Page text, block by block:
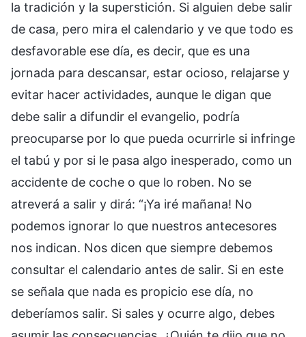
la tradición y la superstición. Si alguien debe salir
de casa, pero mira el calendario y ve que todo es
desfavorable ese día, es decir, que es una
jornada para descansar, estar ocioso, relajarse y
evitar hacer actividades, aunque le digan que
debe salir a difundir el evangelio, podría
preocuparse por lo que pueda ocurrirle si infringe
el tabú y por si le pasa algo inesperado, como un
accidente de coche o que lo roben. No se
atreverá a salir y dirá: “¡Ya iré mañana! No
podemos ignorar lo que nuestros antecesores
nos indican. Nos dicen que siempre debemos
consultar el calendario antes de salir. Si en este
se señala que nada es propicio ese día, no
deberíamos salir. Si sales y ocurre algo, debes